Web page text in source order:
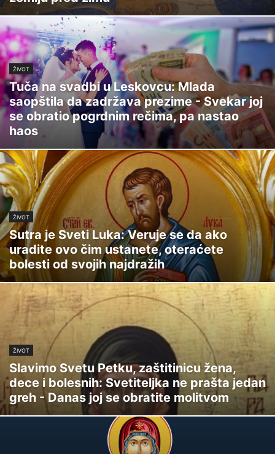
ŽIVOT
Tuča na svadbi u Leskovcu: Mlada
saopštila da zadržava prezime - Svekar joj
se obratio pogrdnim rečima, pa nastao
haos
ŽIVOT
Sutra je Sveti Luka: Veruje se da ako
uradite ovo čim ustanete, oteraćete
bolesti od svojih najdražih
ŽIVOT
Slavimo Svetu Petku, zaštitinicu žena,
dece i bolesnih: Svetiteljka ne prašta jedan
greh - Danas joj se obratite molitvom